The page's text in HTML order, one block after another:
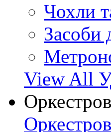
Чохли
Засоби
View All